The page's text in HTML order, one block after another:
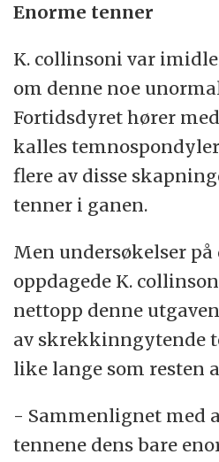
Enorme tenner
K. collinsoni var
om denne noe
Fortidsdyret hører
kalles
flere av disse
tenner i ganen.
Men undersøkelser
oppdagede K.
nettopp denne
av skrekkinngytende
like lange som resten
- Sammenlignet med
tennene dens bare